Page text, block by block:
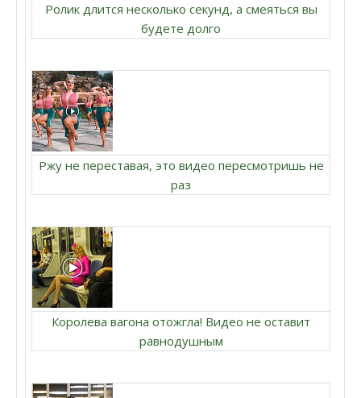
Ролик длится несколько секунд, а смеяться вы
будете долго
Ржу не переставая, это видео пересмотришь не
раз
Королева вагона отожгла! Видео не оставит
равнодушным